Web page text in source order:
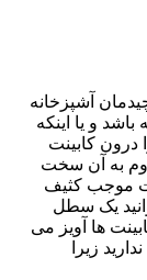
آشپزخانه
و یا اینکه
درون کابینت
به آن سخت
موجب کثیف
یک سطل
ها آویز می
زیرا